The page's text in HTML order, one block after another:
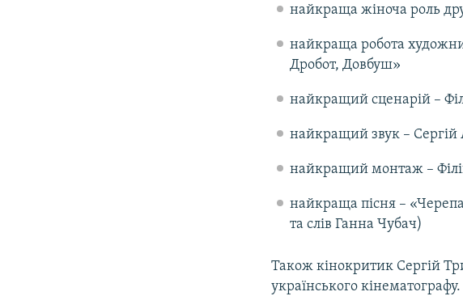
найкраща жіноча роль
найкраща робота
Дробот, Довбуш»
найкращий сценарій –
найкращий звук – Сергій
найкращий монтаж –
найкраща пісня –
та слів Ганна Чубач)
Також кінокритик Сергій
українського кінематографу.